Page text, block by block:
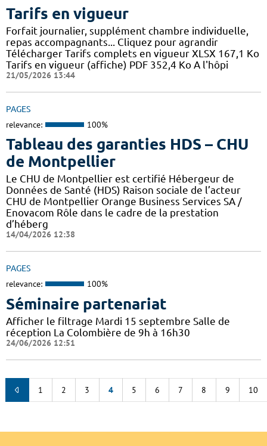
Tarifs en vigueur
Forfait journalier, supplément chambre individuelle,
repas accompagnants... Cliquez pour agrandir
Télécharger Tarifs complets en vigueur XLSX 167,1 Ko
Tarifs en vigueur (affiche) PDF 352,4 Ko A l'hôpi
21/05/2026 13:44
PAGES
relevance: 100%
Tableau des garanties HDS – CHU
de Montpellier
Le CHU de Montpellier est certifié Hébergeur de
Données de Santé (HDS) Raison sociale de l’acteur
CHU de Montpellier Orange Business Services SA /
Enovacom Rôle dans le cadre de la prestation
d’héberg
14/04/2026 12:38
PAGES
relevance: 100%
Séminaire partenariat
Afficher le filtrage Mardi 15 septembre Salle de
réception La Colombière de 9h à 16h30
24/06/2026 12:51
1 2 3 4 5 6 7 8 9 10